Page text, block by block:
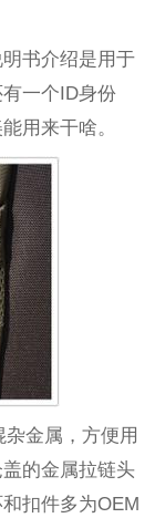
书介绍是用于
一个ID身份
用来干啥。
金属，方便用
的金属拉链头
扣件多为OEM